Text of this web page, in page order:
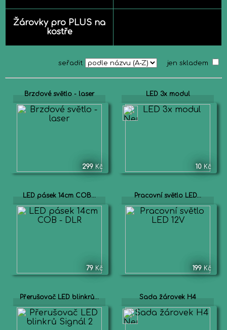
Žárovky pro PLUS na
kostře
seřadit jen skladem
Brzdové světlo - laser
299 Kč
LED 3x modul
10 Kč
LED pásek 14cm COB...
79 Kč
Pracovní světlo LED...
199 Kč
Přerušovač LED blinkrů... Sada žárovek H4